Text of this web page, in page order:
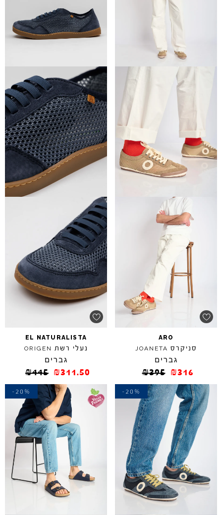
ARO
סניקרס JOANETA
גברים
₪395 ₪316
EL NATURALISTA
נעלי רשת ORIGEN
גברים
₪445 ₪311.50
-20%
-20%